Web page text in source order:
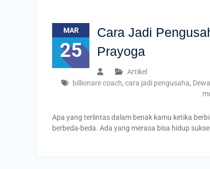
MAR
25
Cara Jadi
Prayoga
Artikel
billionare coach, cara jadi pengusaha,
Apa yang terlintas dalam benak kamu ketika
berbeda-beda. Ada yang merasa bisa hidup